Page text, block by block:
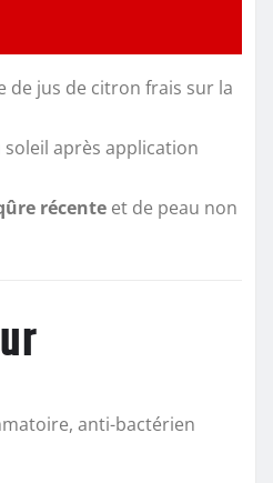
de jus de citron frais sur la
soleil après application
récente et de peau non
anti-bactérien